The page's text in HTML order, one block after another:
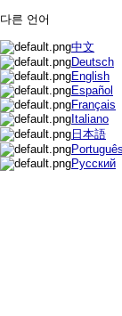
다른 언어
中文
Deutsch
English
Español
Français
Italiano
日本語
Português
Русский